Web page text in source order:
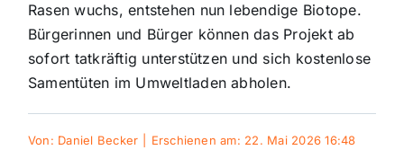
Galerie
Rasen wuchs, entstehen nun lebendige Biotope.
Bürgerinnen und Bürger können das Projekt ab
sofort tatkräftig unterstützen und sich kostenlose
Samentüten im Umweltladen abholen.
Von: Daniel Becker Erschienen am: 22. Mai 2026 16:48